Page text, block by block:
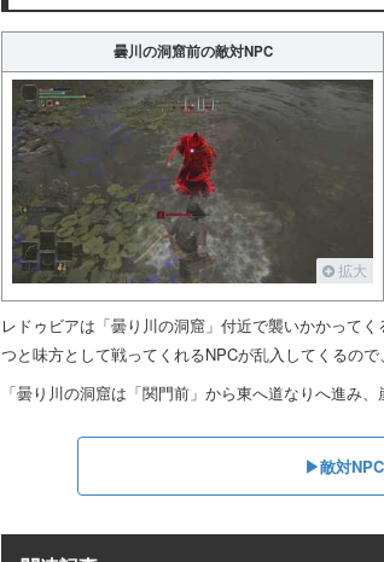
曇川の洞窟前の敵対NPC
拡大
レドゥビアは「曇り川の洞窟」付近で襲いかかって
つと味方として戦ってくれるNPCが乱入してくるの
「曇り川の洞窟は「関門前」から東へ道なりへ進み、
▶︎敵対